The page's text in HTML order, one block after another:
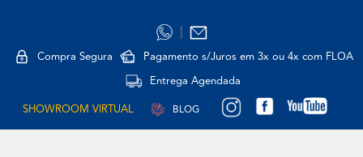
Compra Segura Pagamento s/Juros em 3x ou 4x com FLOA
Entrega Agendada
SHOWROOM VIRTUAL BLOG